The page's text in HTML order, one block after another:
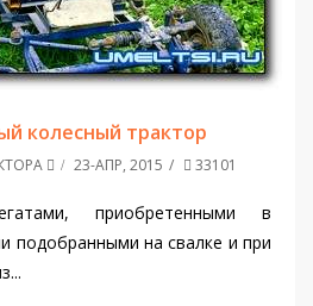
колесный трактор
23-АПР, 2015 33101
приобретенными в
подобранными на свалке и при